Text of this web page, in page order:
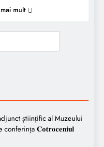
mult
științific al Muzeului
𝐂𝐨𝐭𝐫𝐨𝐜𝐞𝐧𝐢𝐮𝐥